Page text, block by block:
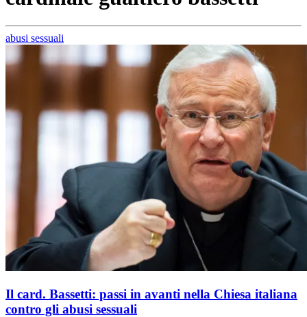
abusi sessuali
Il card. Bassetti: passi in avanti nella Chiesa italiana
contro gli abusi sessuali